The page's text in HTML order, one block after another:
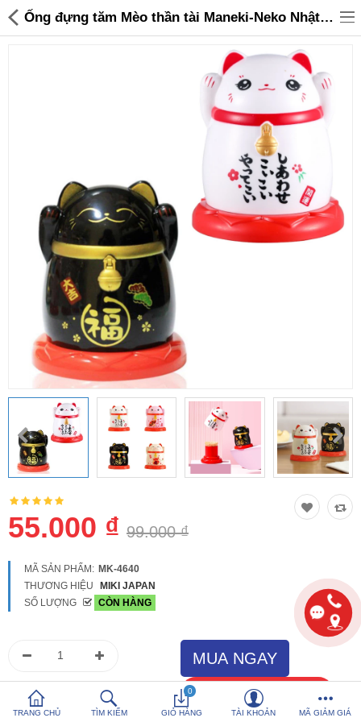
Điện gia dụng
Đồ tiện ích
Đồ chơi trẻ em
Sản phẩm khác
Thương hiệu
Tin tức
So sánh Yêu thích (0)
Hotline:
Tải App SanHangRe nhận Quà
TRANG CHỦ TÌM KIẾM
0
GIỎ HÀNG TÀI KHOẢN MÃ GIẢM GIÁ
Ống đựng tăm Mèo thần tài Maneki-Neko Nhật Bản Miki 4640 - 55,000 | Sanhangre
55.000 ₫ 99.000 ₫
MÃ SẢN PHẨM: MK-4640
THƯƠNG HIỆU
MIKI JAPAN
SỐ LƯỢNG
CÒN HÀNG